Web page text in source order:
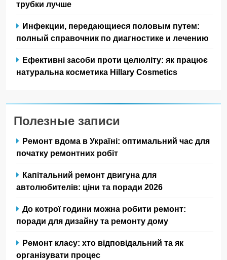
трубки лучше
Инфекции, передающиеся половым путем:
полный справочник по диагностике и лечению
Ефективні засоби проти целюліту: як працює
натуральна косметика Hillary Cosmetics
Полезные записи
Ремонт вдома в Україні: оптимальний час для
початку ремонтних робіт
Капітальний ремонт двигуна для
автолюбителів: ціни та поради 2026
До котрої години можна робити ремонт:
поради для дизайну та ремонту дому
Ремонт класу: хто відповідальний та як
організувати процес